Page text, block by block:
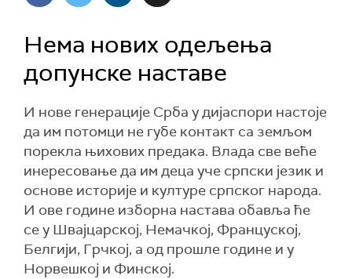
Нема нових одељења
допунске наставе
И нове генерације Срба у дијаспори настоје
да им потомци не губе контакт са земљом
порекла њихових предака. Влада све веће
инересовање да им деца уче српски језик и
основе историје и културе српског народа.
И ове године изборна настава обавља ће
се у Швајцарској, Немачкој, Француској,
Белгији, Грчкој, а од прошле године и у
Норвешкој и Финској.